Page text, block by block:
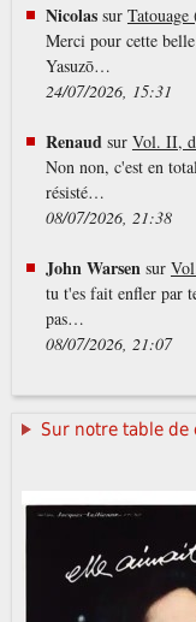
Nicolassur
Merci pour cette
Yasuzō…
24/07/2026, 15:31
Renaud sur Vol. II,
Non non, c'est en
résisté…
08/07/2026, 21:38
John Warsen sur
tu t'es fait enfler par
pas…
08/07/2026, 21:07
Sur notre table de